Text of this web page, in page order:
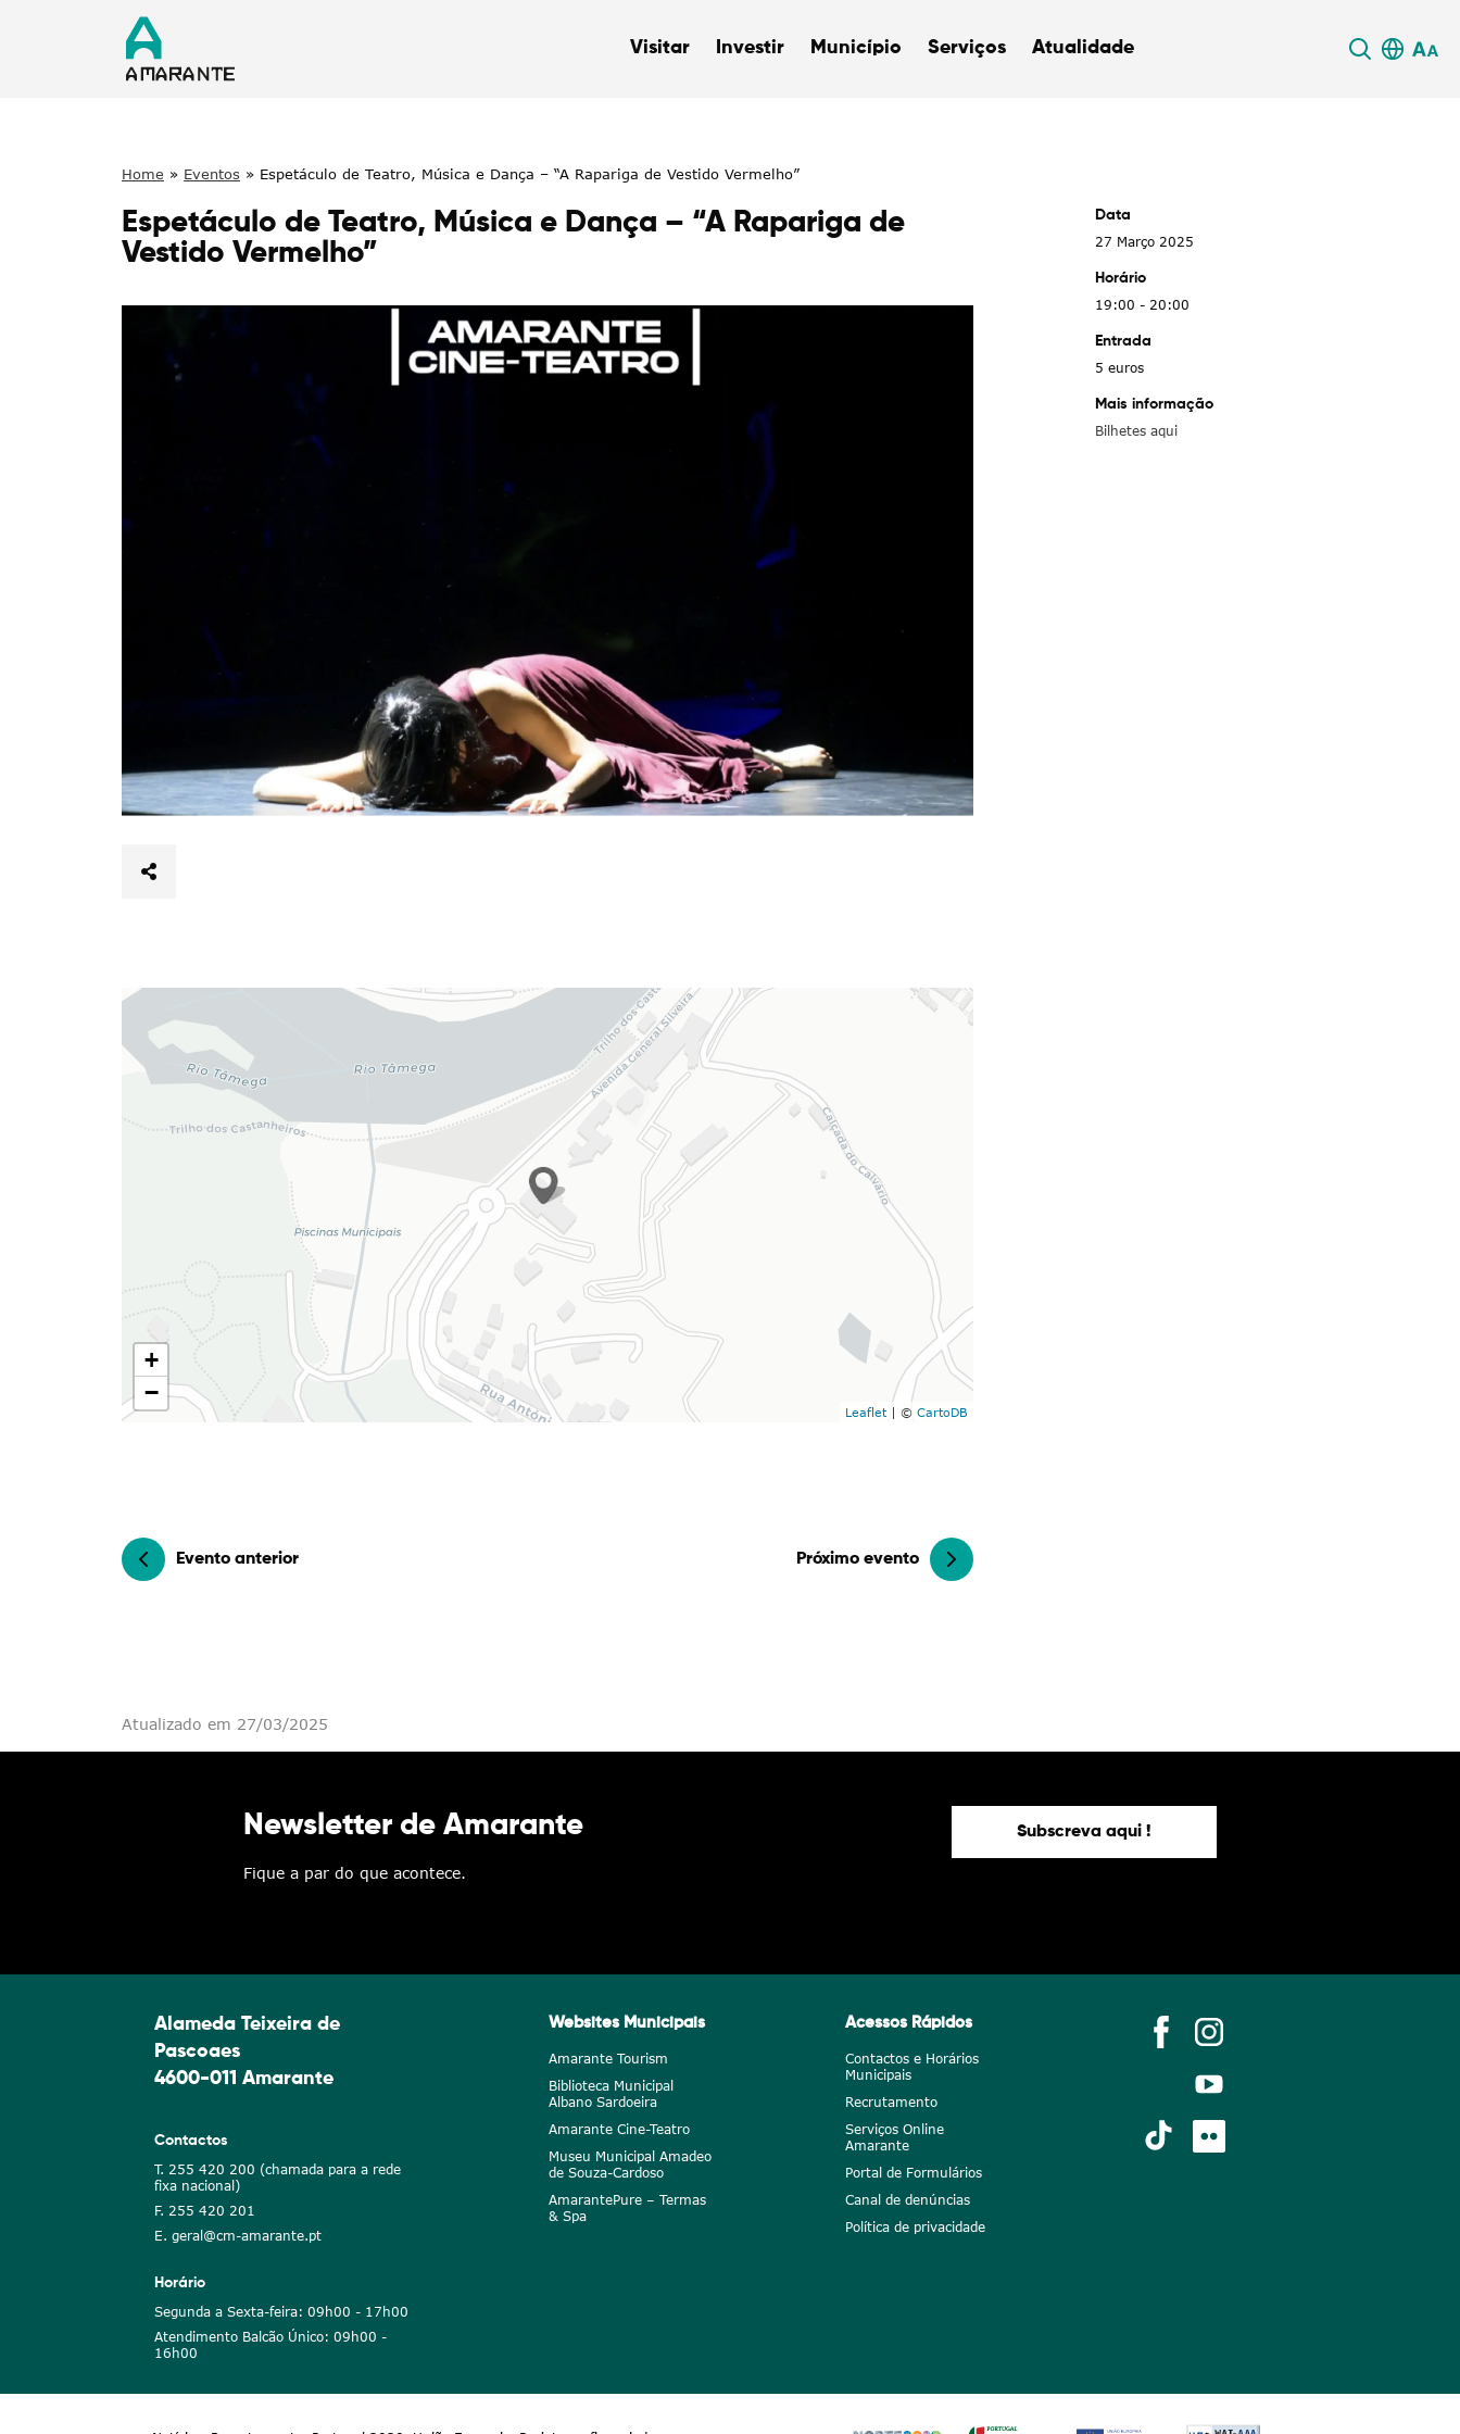
Visitar Investir Município Serviços Atualidade
Termo de Pesquisa
Categorias gerais
Filtros
Home » Eventos » Espetáculo de Teatro, Música e Dança – “A Rapariga de Vestido Vermelho”
Espetáculo de Teatro, Música e Dança – “A Rapariga de
Vestido Vermelho”
+
−
Leaflet| © CartoDB
Evento anterior Próximo evento
Data
27 Março 2025
Horário
19:00 - 20:00
Entrada
5 euros
Mais informação
Bilhetes aqui
Atualizado em 27/03/2025
Newsletter de Amarante
Fique a par do que acontece.
Subscreva aqui !
Alameda Teixeira de
Pascoaes
4600-011 Amarante
Contactos
T. 255 420 200 (chamada para a rede
fixa nacional)
F. 255 420 201
E. geral@cm-amarante.pt
Horário
Segunda a Sexta-feira: 09h00 - 17h00
Atendimento Balcão Único: 09h00 -
16h00
Websites Municipais
Amarante Tourism
Biblioteca Municipal
Albano Sardoeira
Amarante Cine-Teatro
Museu Municipal Amadeo
de Souza-Cardoso
AmarantePure – Termas
& Spa
Acessos Rápidos
Contactos e Horários
Municipais
Recrutamento
Serviços Online
Amarante
Portal de Formulários
Canal de denúncias
Política de privacidade